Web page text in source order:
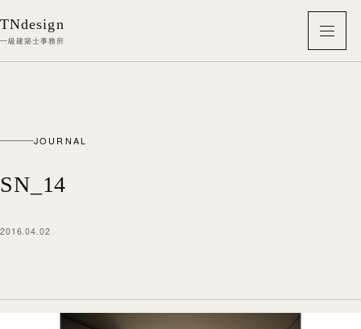
TNdesign
一級建築士事務所 メニ
JOURNAL
SN_14
2016.04.02